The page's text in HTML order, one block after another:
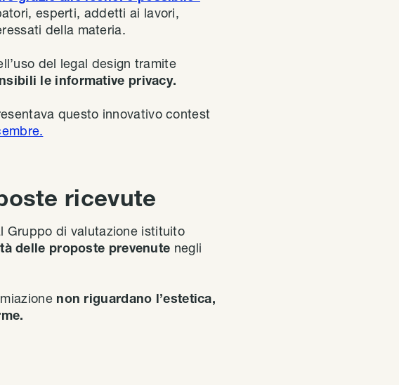
esperti, addetti ai lavori,
della materia.
del legal design tramite
le informative privacy.
questo innovativo contest
ricevute
Gruppo di valutazione istituito
delle proposte prevenute negli
non riguardano l’estetica,